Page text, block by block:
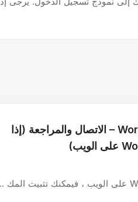
المكون الإضافي WordPress – الاتصال والمراجعة (إذا